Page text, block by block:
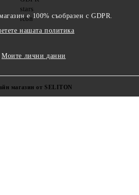
е 100% съобразен с GDPR.
нашата политика
Моите лични данни
магазин от SELITON